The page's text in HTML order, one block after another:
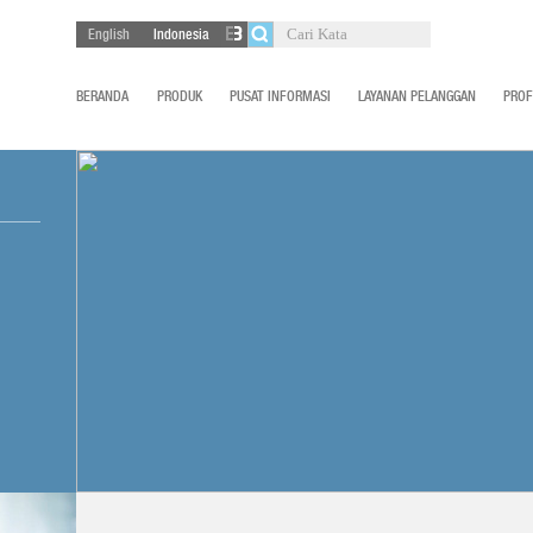
English Indonesia
BERANDA PRODUK PUSAT INFORMASI LAYANAN PELANGGAN